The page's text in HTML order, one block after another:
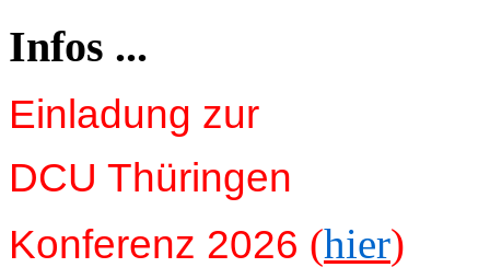
Infos ...
Einladung zur
DCU Thüringen
Konferenz 2026 (hier)